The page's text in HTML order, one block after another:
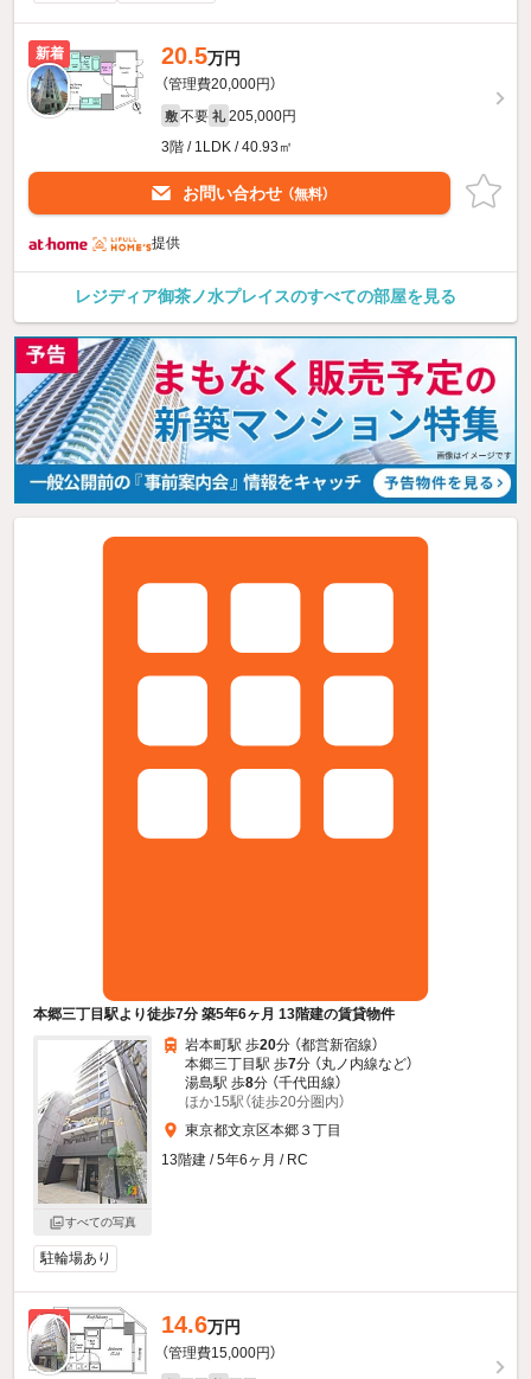
新着 20.5万円
（管理費20,000円）
敷 不要 礼 205,000円
3階 / 1LDK / 40.93㎡
お問い合わせ （無料）
提供
レジディア御茶ノ水プレイスのすべての部屋を見る
本郷三丁目駅より徒歩7分 築5年6ヶ月 13階建の賃貸物件
すべての写真
岩本町駅 歩20分 （都営新宿線）
本郷三丁目駅 歩7分 （丸ノ内線など）
湯島駅 歩8分 （千代田線）
ほか15駅（徒歩20分圏内）
東京都文京区本郷３丁目
13階建 / 5年6ヶ月 / RC
駐輪場あり
新着 14.6万円
（管理費15,000円）